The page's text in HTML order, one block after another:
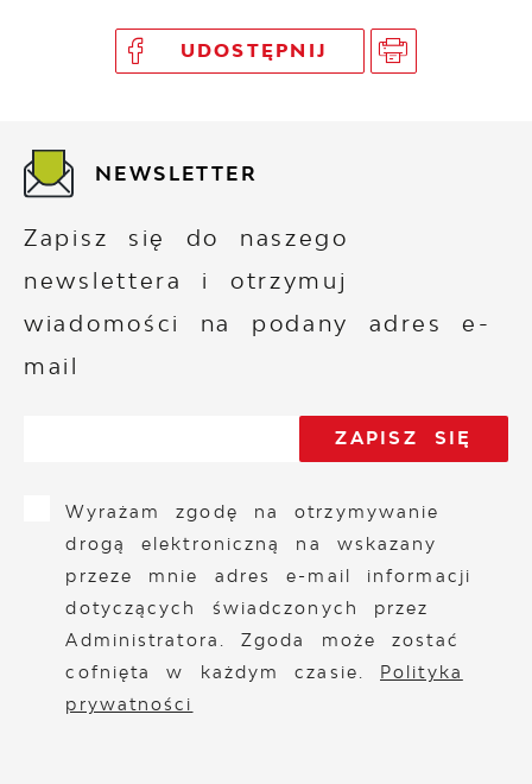
UDOSTĘPNIJ
NEWSLETTER
Zapisz się do naszego
newslettera i otrzymuj
wiadomości na podany adres e-
mail
Wyrażam zgodę na otrzymywanie
drogą elektroniczną na wskazany
przeze mnie adres e-mail informacji
dotyczących świadczonych przez
Administratora. Zgoda może zostać
cofnięta w każdym czasie. Polityka
prywatności